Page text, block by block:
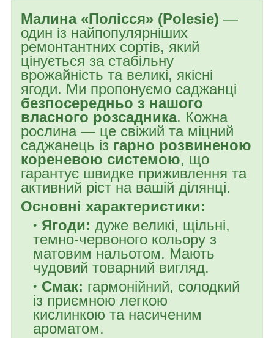
Малина «Полісся» (Polesie) —
один із найпопулярніших
ремонтантних сортів, який
цінується за стабільну
врожайність та великі, якісні
ягоди. Ми пропонуємо саджанці
безпосередньо з нашого
власного розсадника. Кожна
рослина — це свіжий та міцний
саджанець із гарно розвиненою
кореневою системою, що
гарантує швидке приживлення та
активний ріст на вашій ділянці.
Основні характеристики:
Ягоди: дуже великі, щільні,
темно-червоного кольору з
матовим нальотом. Мають
чудовий товарний вигляд.
Смак: гармонійний, солодкий
із приємною легкою
кислинкою та насиченим
ароматом.